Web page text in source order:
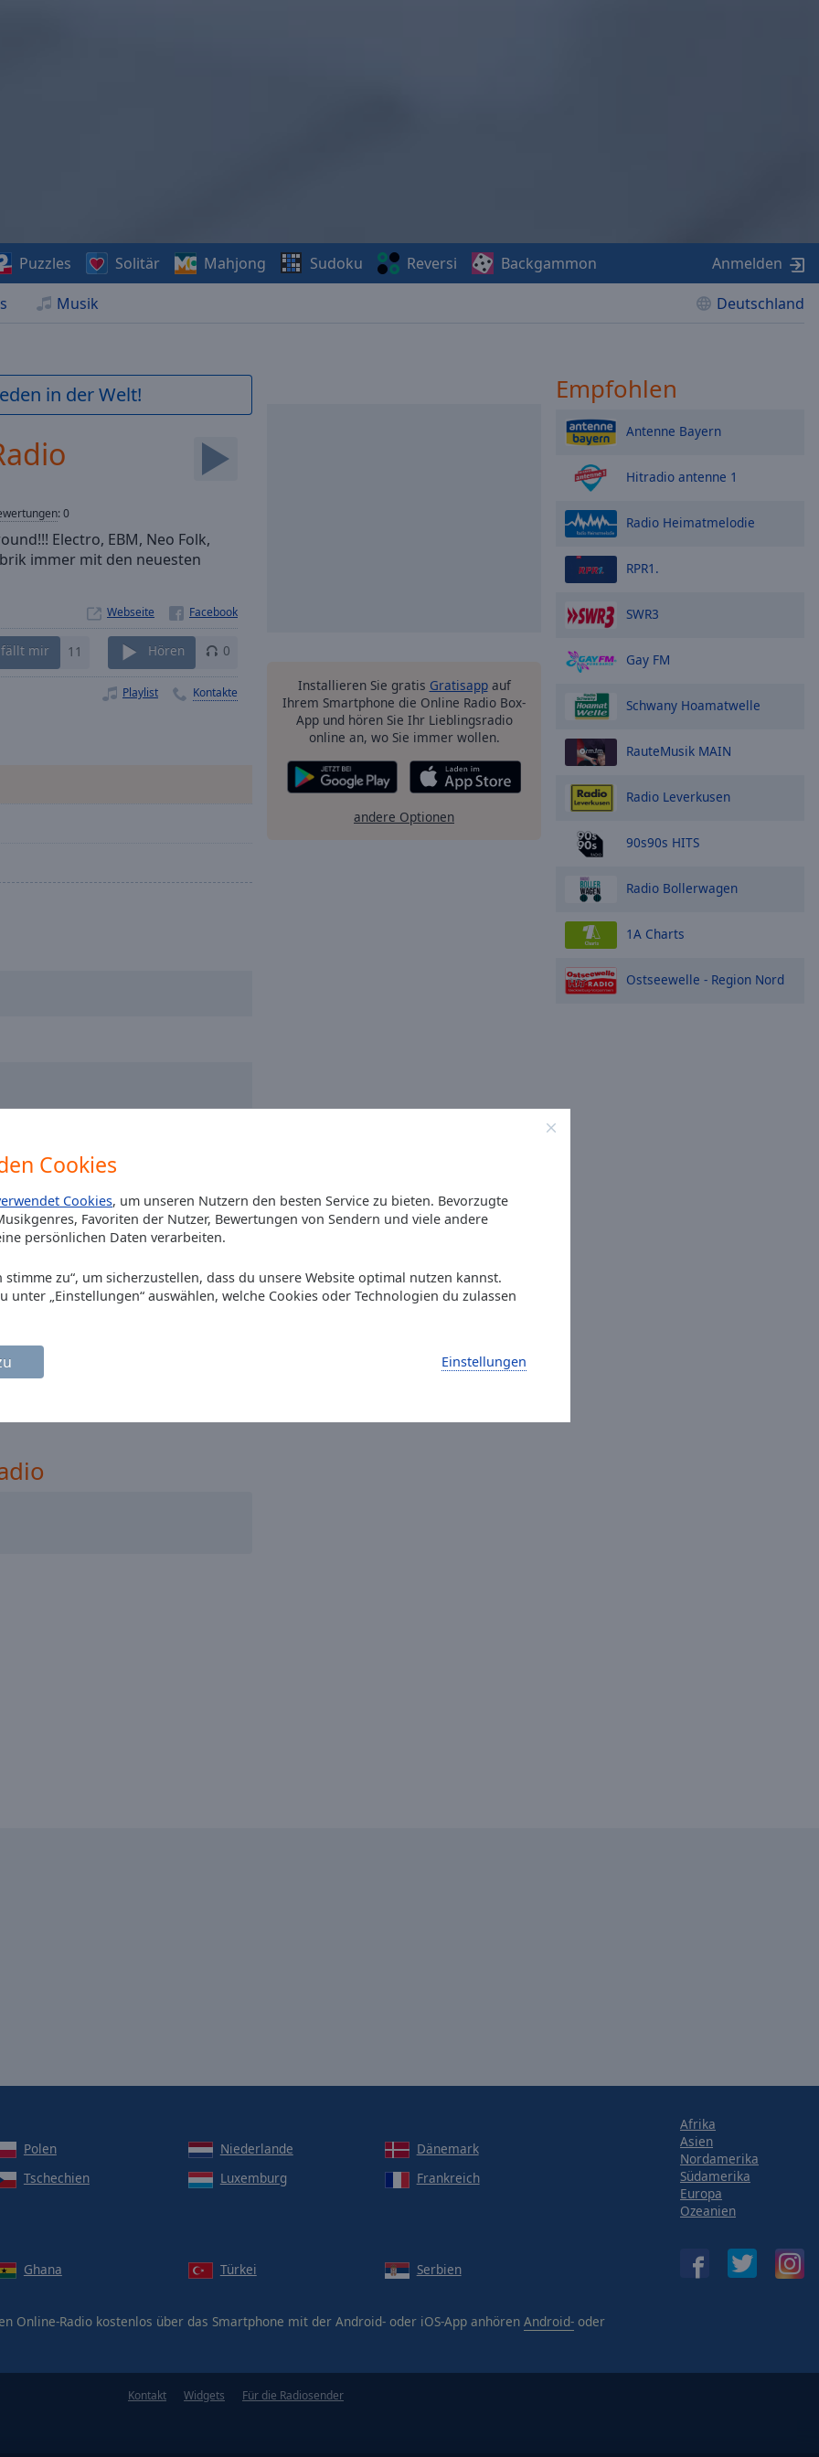
Cookies
Cookies, um unseren Nutzern den besten Service zu bieten. Bevorzugte
Favoriten der Nutzer, Bewertungen von Sendern und viele andere
persönlichen Daten verarbeiten.
stimme zu“, um sicherzustellen, dass du unsere Website optimal nutzen kannst.
unter „Einstellungen“ auswählen, welche Cookies oder Technologien du zulassen
Einstellungen
Musik Deutschland
Puzzles Solitär Mahjong Sudoku Reversi Backgammon Anmelden
in der Welt!
:0
Electro, EBM, Neo Folk,
immer mit den neuesten
Webseite
mir 11 Hören 0
Playlist Kontakte Installieren Sie gratis Gratisappauf
Ihrem Smartphone die Online Radio Box-
App und hören Sie Ihr Lieblingsradio
online an, wo Sie immer wollen.
andere Optionen
Empfohlen
Antenne Bayern
Hitradio antenne 1
Radio Heimatmelodie
RPR1.
SWR3
Gay FM
Schwany Hoamatwelle
RauteMusik MAIN
Radio Leverkusen
90s90s HITS
Radio Bollerwagen
1A Charts
Ostseewelle - Region Nord
Polen Niederlande
Dänemark
Tschechien Luxemburg
Frankreich
Ghana Türkei Serbien
Online-Radio kostenlos über das Smartphone mit der Android- oder iOS-App anhören Android- oder
Afrika
Asien
Nordamerika
Südamerika
Europa
Ozeanien
Kontakt Widgets Für die Radiosender